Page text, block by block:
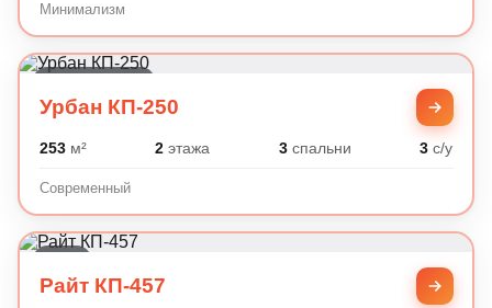
Минимализм
Урбан КП-250
253м² 2 этажа 3спальни 3 с/у
Современный
Райт КП-457